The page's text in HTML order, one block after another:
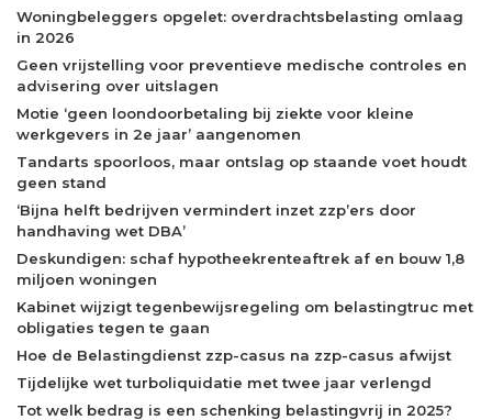
Woningbeleggers opgelet: overdrachtsbelasting omlaag
in 2026
Geen vrijstelling voor preventieve medische controles en
advisering over uitslagen
Motie ‘geen loondoorbetaling bij ziekte voor kleine
werkgevers in 2e jaar’ aangenomen
Tandarts spoorloos, maar ontslag op staande voet houdt
geen stand
‘Bijna helft bedrijven vermindert inzet zzp’ers door
handhaving wet DBA’
Deskundigen: schaf hypotheekrenteaftrek af en bouw 1,8
miljoen woningen
Kabinet wijzigt tegenbewijsregeling om belastingtruc met
obligaties tegen te gaan
Hoe de Belastingdienst zzp-casus na zzp-casus afwijst
Tijdelijke wet turboliquidatie met twee jaar verlengd
Tot welk bedrag is een schenking belastingvrij in 2025?